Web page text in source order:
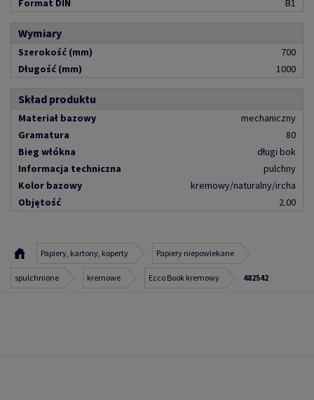
Format DIN
B1
Wymiary
Szerokość (mm)
700
Długość (mm)
1000
Skład produktu
Materiał bazowy
mechaniczny
Gramatura
80
Bieg włókna
długi bok
Informacja techniczna
pulchny
Kolor bazowy
kremowy/naturalny/ircha
Objętość
2.00
Papiery, kartony, koperty Papiery niepowlekane
spulchnione kremowe Ecco Book kremowy 482542